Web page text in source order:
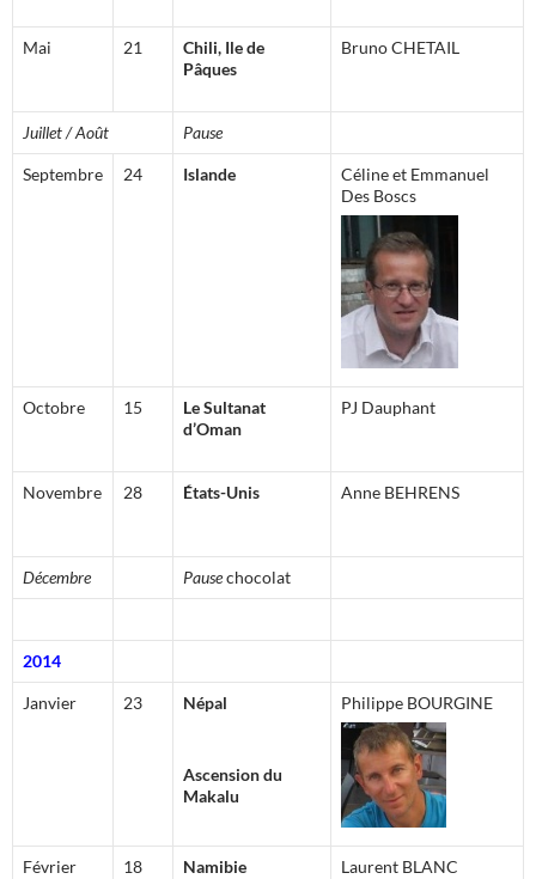
Mai 21
Chili, Ile de
Pâques
Bruno CHETAIL
Juillet / Août Pause
Septembre 24 Islande
Céline et Emmanuel
Des Boscs
Octobre 15
Le Sultanat
d’Oman
PJ Dauphant
Novembre 28 États-Unis Anne BEHRENS
Décembre Pausechocolat
2014
Janvier 23 Népal
Ascension du
Makalu
Philippe BOURGINE
Février 18 Namibie Laurent BLANC